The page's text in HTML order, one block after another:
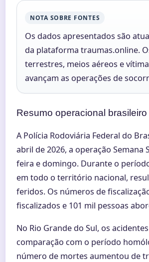
NOTA SOBRE FONTES
Os dados apresentados são
da plataforma traumas.online.
terrestres, meios aéreos e
avançam as operações de
Resumo operacional brasileiro
A Polícia Rodoviária Federal do
abril de 2026, a operação
feira e domingo. Durante o
em todo o território nacional,
feridos. Os números de
fiscalizados e 101 mil pessoas
No Rio Grande do Sul, os
comparação com o período
número de mortes aumentou de